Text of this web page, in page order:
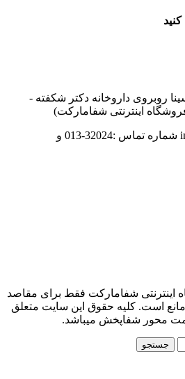
روبروی داروخانه دکتر شکفته -
اینترنتی شفامارکت)
اینترنتی شفامارکت فقط برای مقاصد
است. کلیه حقوق این سایت متعلق
محور شفاپخش میباشد.
جستجو